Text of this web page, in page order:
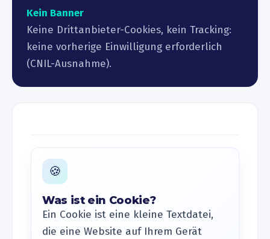
🍪
Was ist ein Cookie?
Ein Cookie ist eine kleine Textdatei,
die eine Website auf Ihrem Gerät
Kein Banner
Keine Drittanbieter-Cookies, kein Tracking:
keine vorherige Einwilligung erforderlich
(CNIL-Ausnahme).